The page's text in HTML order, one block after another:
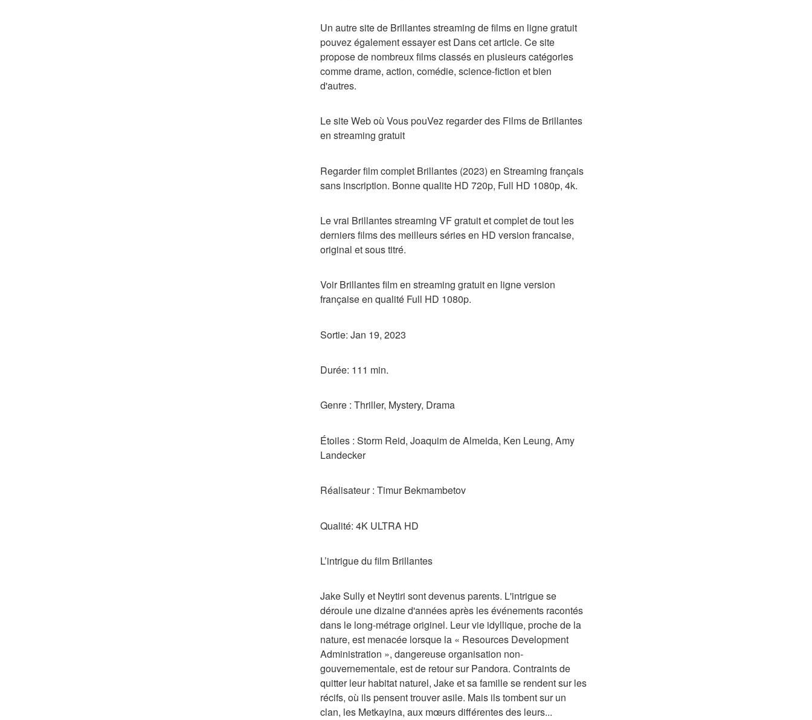
Un autre site de Brillantes streaming de films en ligne gratuit
pouvez également essayer est Dans cet article. Ce site
propose de nombreux films classés en plusieurs catégories
comme drame, action, comédie, science-fiction et bien
d'autres.
Le site Web où Vous pouVez regarder des Films de Brillantes
en streaming gratuit
Regarder film complet Brillantes (2023) en Streaming français
sans inscription. Bonne qualite HD 720p, Full HD 1080p, 4k.
Le vrai Brillantes streaming VF gratuit et complet de tout les
derniers films des meilleurs séries en HD version francaise,
original et sous titré.
Voir Brillantes film en streaming gratuit en ligne version
française en qualité Full HD 1080p.
Sortie: Jan 19, 2023
Durée: 111 min.
Genre : Thriller, Mystery, Drama
Étoiles : Storm Reid, Joaquim de Almeida, Ken Leung, Amy
Landecker
Réalisateur : Timur Bekmambetov
Qualité: 4K ULTRA HD
L’intrigue du film Brillantes
Jake Sully et Neytiri sont devenus parents. L'intrigue se
déroule une dizaine d'années après les événements racontés
dans le long-métrage originel. Leur vie idyllique, proche de la
nature, est menacée lorsque la « Resources Development
Administration », dangereuse organisation non-
gouvernementale, est de retour sur Pandora. Contraints de
quitter leur habitat naturel, Jake et sa famille se rendent sur les
récifs, où ils pensent trouver asile. Mais ils tombent sur un
clan, les Metkayina, aux mœurs différentes des leurs...